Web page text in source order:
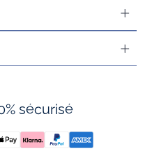
sécurisé